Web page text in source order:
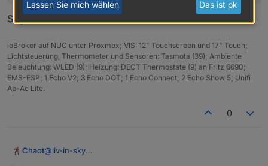
Sagt dir das was?
ioBroker auf NUC unter Proxmox; VIS: 12" Touchscreen und 17" Touch;
Lichtsteuerung, Thermometer und Sensoren: Tasmota (39); Ambiente
Beleuchtung: WLED (9); Heizung: DECT Thermostate (9) an Fritz 6690;
EMS-ESP; 1 Echo V2; 3 Echo DOT; 1 Echo Connect; 2 Echo Show 5; Unifi
Ap-Ac Lite.
0
Chaot@liv-in-sky
Lassen Sie mich wählen Das ist ok